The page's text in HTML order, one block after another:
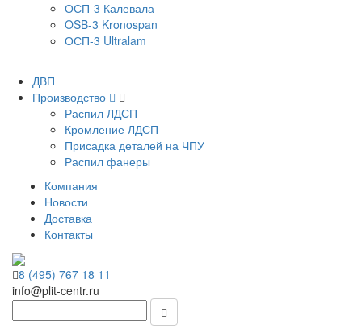
ОСП-3 Калевала
OSB-3 Kronospan
ОСП-3 Ultralam
ДВП
Производство
Распил ЛДСП
Кромление ЛДСП
Присадка деталей на ЧПУ
Распил фанеры
Компания
Новости
Доставка
Контакты
8 (495) 767 18 11
info@plit-centr.ru